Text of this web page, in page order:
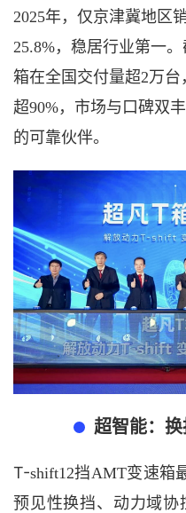
2025年，仅京津冀地区
25.8%，稳居行业第一
箱在全国交付量超2万
超90%，市场与口碑双
的可靠伙伴。
超智能：
T-shift12挡AMT变速箱
预见性换挡、动力域协